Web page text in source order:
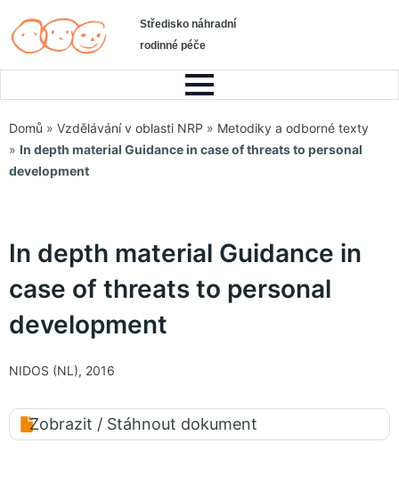
Středisko náhradní
rodinné péče
Domů » Vzdělávání v oblasti NRP » Metodiky a odborné texty
» In depth material Guidance in case of threats to personal
development
In depth material Guidance in
case of threats to personal
development
NIDOS (NL), 2016
Zobrazit / Stáhnout dokument